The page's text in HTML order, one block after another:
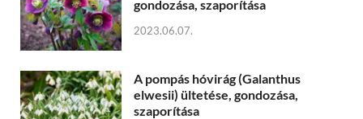
gondozása, szaporítása
2023.06.07.
A pompás hóvirág (Galanthus
elwesii) ültetése, gondozása,
szaporítása